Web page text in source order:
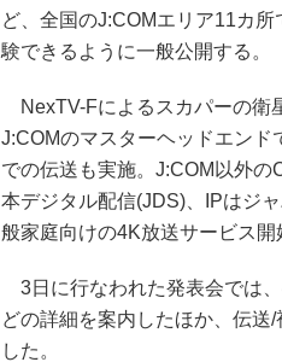
ど、全国のJ:COMエリア11カ
験できるように一般公開する。
NexTV-Fによるスカパーの衛
J:COMのマスターヘッドエン
での伝送も実施。J:COM以外の
本デジタル配信(JDS)、IPはジ
般家庭向けの4K放送サービス開
3日に行なわれた発表会では
どの詳細を案内したほか、伝送
した。